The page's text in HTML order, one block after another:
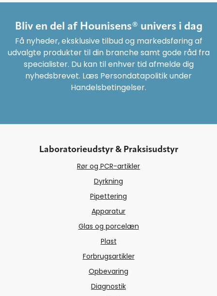
Bliv en del af Hounisens® univers i dag
Få nyheder, eksklusive tilbud og markedsføring af
udvalgte produkter til din branche samt gode råd fra
specialister. Du kan til enhver tid afmelde dig
nyhedsbrevet. Læs Persondatapolitik under
Handelsbetingelser.
Laboratorieudstyr & Praksisudstyr
Rør og PCR-artikler
Dyrkning
Pipettering
Apparatur
Glas og porcelæn
Plast
Forbrugsartikler
Opbevaring
Diagnostik